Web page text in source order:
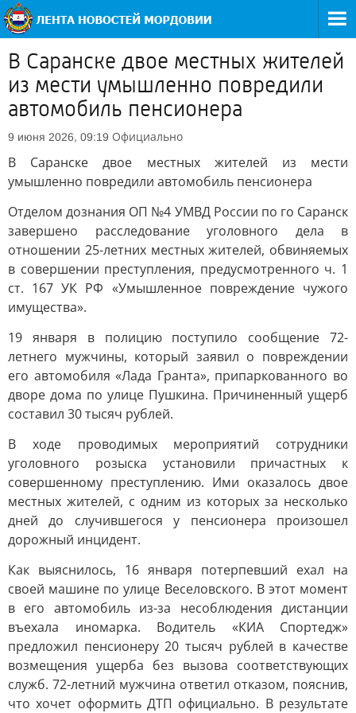
В Саранске двое местных жителей
из мести умышленно повредили
автомобиль пенсионера
9 июня 2026, 09:19 Официально
В Саранске двое местных жителей из мести
умышленно повредили автомобиль пенсионера
Отделом дознания ОП №4 УМВД России по го Саранск
завершено расследование уголовного дела в
отношении 25-летних местных жителей, обвиняемых
в совершении преступления, предусмотренного ч. 1
ст. 167 УК РФ «Умышленное повреждение чужого
имущества».
19 января в полицию поступило сообщение 72-
летнего мужчины, который заявил о повреждении
его автомобиля «Лада Гранта», припаркованного во
дворе дома по улице Пушкина. Причиненный ущерб
составил 30 тысяч рублей.
В ходе проводимых мероприятий сотрудники
уголовного розыска установили причастных к
совершенному преступлению. Ими оказалось двое
местных жителей, с одним из которых за несколько
дней до случившегося у пенсионера произошел
дорожный инцидент.
Как выяснилось, 16 января потерпевший ехал на
своей машине по улице Веселовского. В этот момент
в его автомобиль из-за несоблюдения дистанции
въехала иномарка. Водитель «КИА Спортедж»
предложил пенсионеру 20 тысяч рублей в качестве
возмещения ущерба без вызова соответствующих
служб. 72-летний мужчина ответил отказом, пояснив,
что хочет оформить ДТП официально. В результате